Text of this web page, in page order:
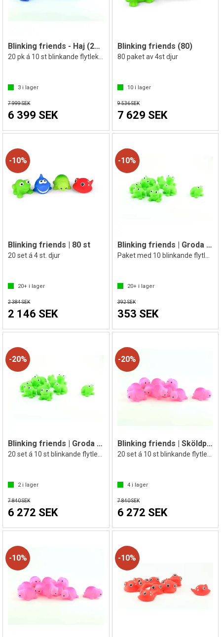
Blinking friends - Haj (200 st)
20 pk á 10 st blinkande flytleksaker
3 i lager
7 999 SEK
6 399 SEK
Blinking friends (80)
80 paket av 4st djur
10i lager
9 536 SEK
7 629 SEK
10%
Blinking friends | 80 st
20 set á 4 st. djur
20+ i lager
2 384 SEK
2 146 SEK
10%
Blinking friends | Groda | 10 st.
Paket med 10 blinkande flytleksaker
20+i lager
392 SEK
353 SEK
20%
Blinking friends | Groda | 200 st.
20 set á 10 st blinkande flytleksaker
2i lager
7 840 SEK
6 272 SEK
20%
Blinking friends | Sköldpadda | 200 st.
20 set á 10 st blinkande flytleksaker
4i lager
7 840 SEK
6 272 SEK
10% 10%